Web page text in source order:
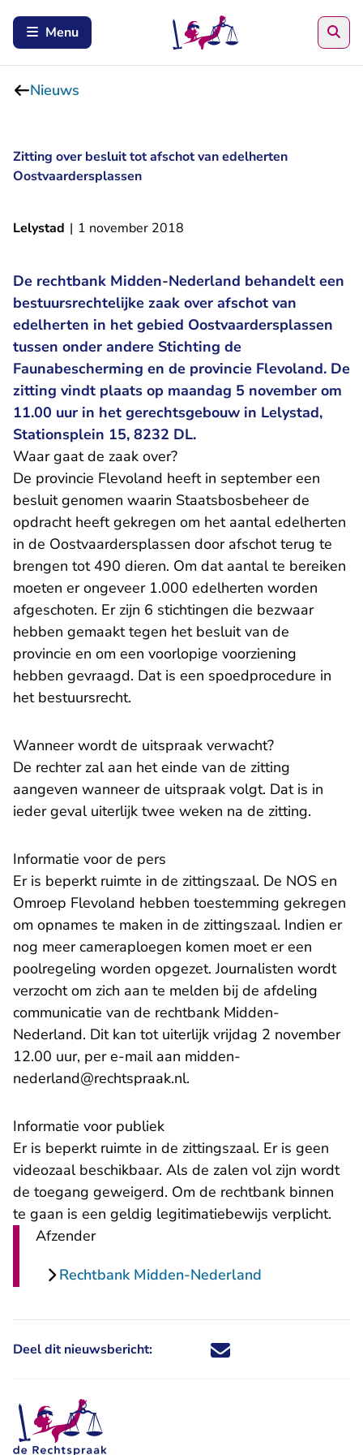
Menu
Nieuws
Zitting over besluit tot afschot van edelherten
Oostvaardersplassen
Lelystad | 1 november 2018
De rechtbank Midden-Nederland behandelt een
bestuursrechtelijke zaak over afschot van
edelherten in het gebied Oostvaardersplassen
tussen onder andere Stichting de
Faunabescherming en de provincie Flevoland. De
zitting vindt plaats op maandag 5 november om
11.00 uur in het gerechtsgebouw in Lelystad,
Stationsplein 15, 8232 DL.
Waar gaat de zaak over?
De provincie Flevoland heeft in septembereen
besluit genomen - U verlaat Rechtspraak.nl
waarin Staatsbosbeheer de
opdracht heeft gekregen om het aantal edelherten
in de Oostvaardersplassen door afschot terug te
brengen tot 490 dieren. Om dat aantal te bereiken
moeten er ongeveer 1.000 edelherten worden
afgeschoten. Er zijn 6 stichtingen die bezwaar
hebben gemaakt tegen het besluit van de
provincie en om een voorlopige voorziening
hebben gevraagd. Dat is een spoedprocedure in
het bestuursrecht.
Wanneer wordt de uitspraak verwacht?
De rechter zal aan het einde van de zitting
aangeven wanneer de uitspraak volgt. Dat is in
ieder geval uiterlijk twee weken na de zitting.
Informatie voor de pers
Er is beperkt ruimte in de zittingszaal. De NOS en
Omroep Flevoland hebben toestemming gekregen
om opnames te maken in de zittingszaal. Indien er
nog meer cameraploegen komen moet er een
poolregeling worden opgezet. Journalisten wordt
verzocht om zich aan te melden bij de afdeling
communicatie van de rechtbank Midden-
Nederland. Dit kan tot uiterlijk vrijdag 2 november
12.00 uur, per e-mail aan midden-
nederland@rechtspraak.nl- U verlaat Rechtspraak.nl
.
Informatie voor publiek
Er is beperkt ruimte in de zittingszaal. Er is geen
videozaal beschikbaar. Als de zalen vol zijn wordt
de toegang geweigerd. Om de rechtbank binnen
te gaan is een geldig legitimatiebewijs verplicht.
Afzender
Rechtbank Midden-Nederland
Deel dit nieuwsbericht: Deel dit nieuwsbericht via X -
Deel dit nieuwsbericht via
Deel dit nieuwsbericht
Deel dit